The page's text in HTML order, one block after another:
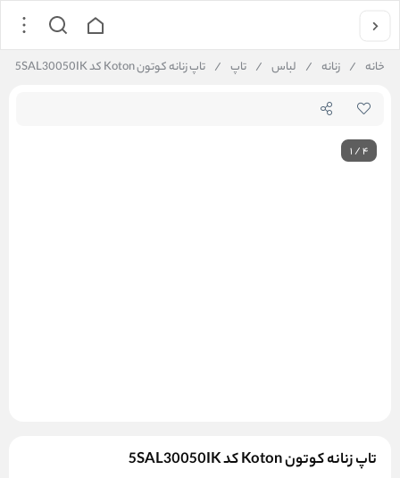
خانه / زنانه / لباس / تاپ / تاپ زنانه کوتون Koton کد 5SAL30050IK
1/4
تاپ زنانه کوتون Koton کد 5SAL30050IK